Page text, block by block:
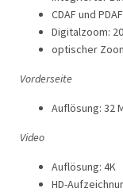
CDAF und PDAF
Digitalzoom:
optischer
Vorderseite
Auflösung: 32
Video
Auflösung: 4K
HD-